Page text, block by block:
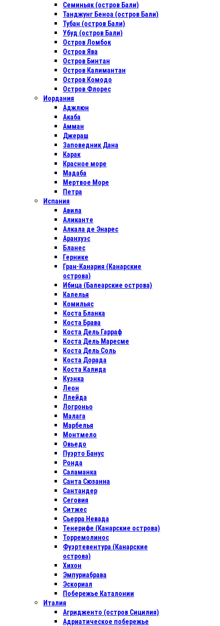
Семиньяк (остров Бали)
Танджунг Беноа (остров Бали)
Тубан (остров Бали)
Убуд (остров Бали)
Остров Ломбок
Остров Ява
Остров Бинтан
Остров Калимантан
Остров Комодо
Остров Флорес
Иордания
Аджлюн
Акаба
Амман
Джераш
Заповедник Дана
Карак
Красное море
Мадаба
Мертвое Море
Петра
Испания
Авила
Аликанте
Алкала де Энарес
Аранхуэс
Бланес
Гернике
Гран-Канария (Канарские
острова)
Ибица (Балеарские острова)
Калелья
Комильяс
Коста Бланка
Коста Брава
Коста Дель Гарраф
Коста Дель Маресме
Коста Дель Соль
Коста Дорада
Коста Калида
Куэнка
Леон
Ллейда
Логроньо
Малага
Марбелья
Монтмело
Овьедо
Пуэрто Банус
Ронда
Саламанка
Санта Сюзанна
Сантандер
Сеговия
Ситжес
Сьерра Невада
Тенерифе (Канарские острова)
Торремолинос
Фуэртевентура (Канарские
острова)
Хихон
Эмпуриабрава
Эскориал
Побережье Каталонии
Италия
Агридженто (остров Сицилия)
Адриатическое побережье